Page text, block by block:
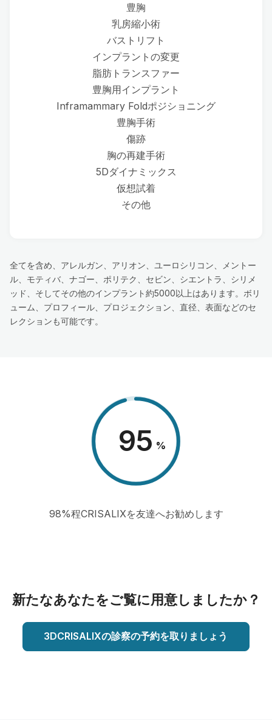
豊胸
乳房縮小術
バストリフト
インプラントの変更
脂肪トランスファー
豊胸用インプラント
Inframammary Foldポジショニング
豊胸手術
傷跡
胸の再建手術
5Dダイナミックス
仮想試着
その他
全てを含め、アレルガン、アリオン、ユーロシリコン、メントー
ル、モティバ、ナゴー、ポリテク、セビン、シエントラ、シリメ
ッド、そしてその他のインプラント約5000以上はあります。ボリ
ューム、プロフィール、プロジェクション、直径、表面などのセ
レクションも可能です。
98 %
98%程CRISALIXを友達へお勧めします
新たなあなたをご覧に用意しましたか？
3DCRISALIXの診察の予約を取りましょう